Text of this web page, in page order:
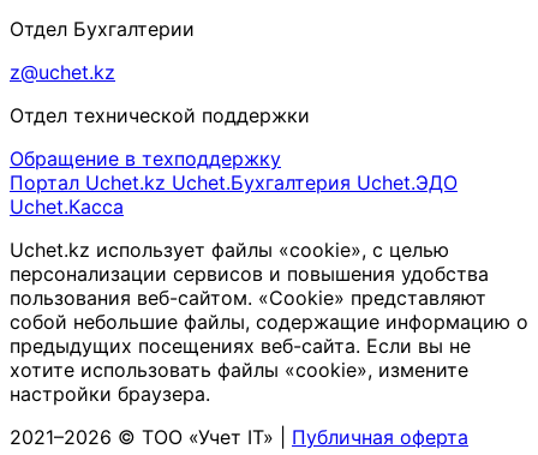
Отдел Бухгалтерии
z@uchet.kz
Отдел технической поддержки
Обращение в техподдержку
Портал Uchet.kz Uchet.Бухгалтерия Uchet.ЭДО
Uchet.Касса
Uchet.kz использует файлы «cookie», с целью
персонализации сервисов и повышения удобства
пользования веб-сайтом. «Cookie» представляют
собой небольшие файлы, содержащие информацию о
предыдущих посещениях веб-сайта. Если вы не
хотите использовать файлы «cookie», измените
настройки браузера.
2021–2026 © ТОО «Учет IT» | Публичная оферта